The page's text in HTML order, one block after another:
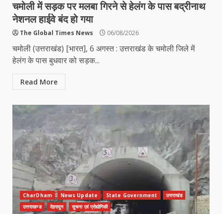
चमोली में सड़क पर मलबा गिरने से हेलंग के पास बद्रीनाथ
नेशनल हाईवे बंद हो गया
The Global Times News 06/08/2026
चमोली (उत्तराखंड) [भारत], 6 अगस्त : उत्तराखंड के चमोली जिले में
हेलंग के पास बुधवार को सड़क...
Read More
CharDham News Update State Government
उत्तराखंड
उत्तराखण्ड
देहरादून सुचना एवं प्रोद्योगिकी